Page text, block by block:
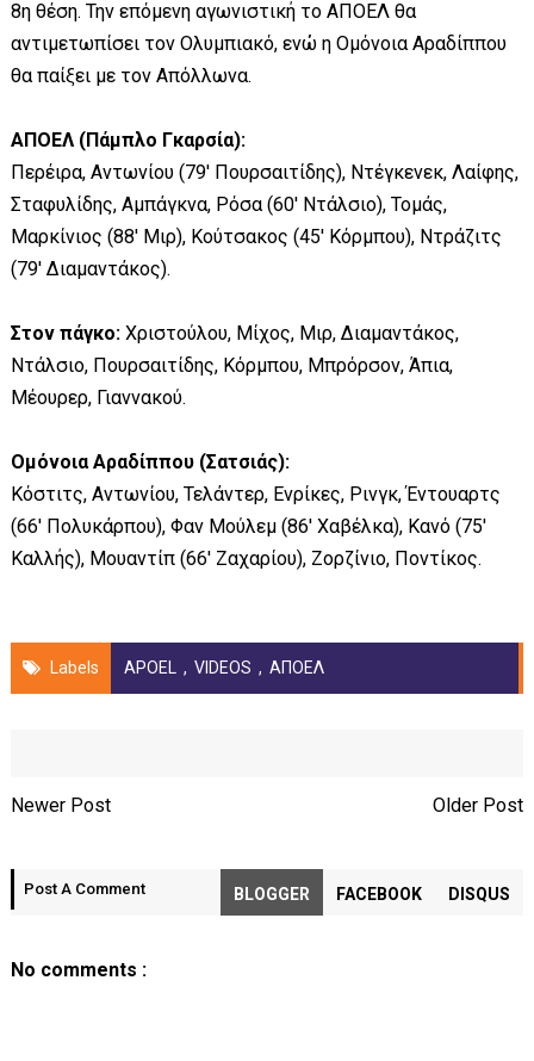
8η θέση. Την επόμενη αγωνιστική το ΑΠΟΕΛ θα
αντιμετωπίσει τον Ολυμπιακό, ενώ η Ομόνοια Αραδίππου
θα παίξει με τον Απόλλωνα.
ΑΠΟΕΛ (Πάμπλο Γκαρσία):
Περέιρα, Αντωνίου (79′ Πουρσαιτίδης), Ντέγκενεκ, Λαίφης,
Σταφυλίδης, Αμπάγκνα, Ρόσα (60′ Ντάλσιο), Τομάς,
Μαρκίνιος (88′ Μιρ), Κούτσακος (45′ Κόρμπου), Ντράζιτς
(79′ Διαμαντάκος).
Στον πάγκο:Χριστούλου, Μίχος, Μιρ, Διαμαντάκος,
Ντάλσιο, Πουρσαιτίδης, Κόρμπου, Μπρόρσον, Άπια,
Μέουρερ, Γιαννακού.
Ομόνοια Αραδίππου (Σατσιάς):
Κόστιτς, Αντωνίου, Τελάντερ, Ενρίκες, Ρινγκ, Έντουαρτς
(66′ Πολυκάρπου), Φαν Μούλεμ (86′ Χαβέλκα), Κανό (75′
Καλλής), Μουαντίπ (66′ Ζαχαρίου), Ζορζίνιο, Ποντίκος.
Labels APOEL , VIDEOS , ΑΠΟΕΛ
Newer Post Older Post
Post A Comment BLOGGER FACEBOOK DISQUS
No comments :